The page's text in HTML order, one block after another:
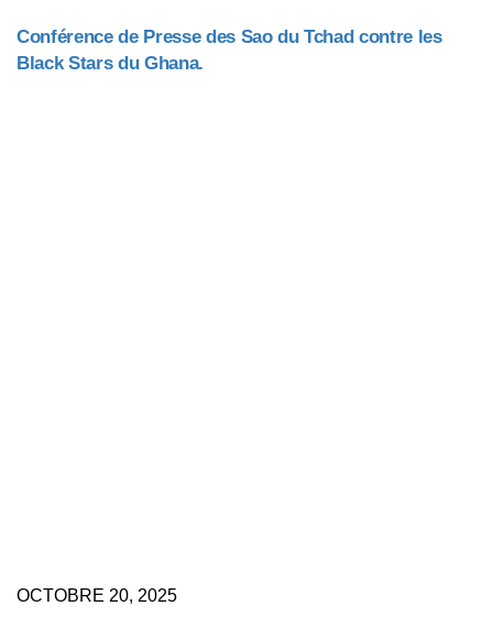
Conférence de Presse des Sao du Tchad contre les
Black Stars du Ghana.
OCTOBRE 20, 2025